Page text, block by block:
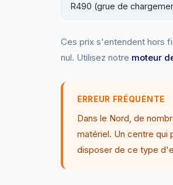
R490 (grue de
Ces prix s'entendent hors
nul. Utilisez notre moteur
ERREUR FRÉQUENTE
Dans le Nord, de
matériel. Un centre qui
disposer de ce type